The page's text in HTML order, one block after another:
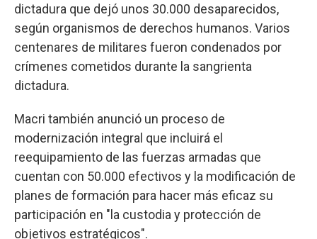
dictadura que dejó unos 30.000 desaparecidos,
según organismos de derechos humanos. Varios
centenares de militares fueron condenados por
crímenes cometidos durante la sangrienta
dictadura.
Macri también anunció un proceso de
modernización integral que incluirá el
reequipamiento de las fuerzas armadas que
cuentan con 50.000 efectivos y la modificación de
planes de formación para hacer más eficaz su
participación en "la custodia y protección de
objetivos estratégicos".